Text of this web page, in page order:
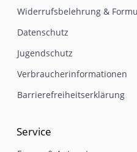
Widerrufsbelehrung &
Datenschutz
Jugendschutz
Verbraucherinformationen
Barrierefreiheitserklärung
Service